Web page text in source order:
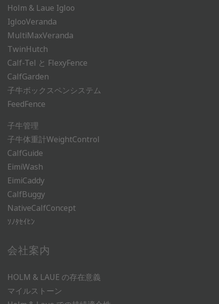
Holm & Laue Igloo
IglooVeranda
MultiMaxVeranda
TwinHutch
Calf-Tel と FlexyFence
CalfGarden
子牛ボックスペンシステム
FeedFence
子牛管理
子牛体重計WeightControl
CalfGuide
EimiWash
EimiCaddy
CalfBuggy
NativeCalfConcept
ｿﾉﾀｾｲﾋﾝ
会社案内
HOLM & LAUE の存在意義
マイルストーン